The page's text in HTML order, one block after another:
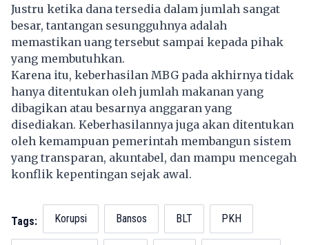
Justru ketika dana tersedia dalam jumlah sangat
besar, tantangan sesungguhnya adalah
memastikan uang tersebut sampai kepada pihak
yang membutuhkan.
Karena itu, keberhasilan MBG pada akhirnya tidak
hanya ditentukan oleh jumlah makanan yang
dibagikan atau besarnya anggaran yang
disediakan. Keberhasilannya juga akan ditentukan
oleh kemampuan pemerintah membangun sistem
yang transparan, akuntabel, dan mampu mencegah
konflik kepentingan sejak awal.
Tags: Korupsi Bansos BLT PKH